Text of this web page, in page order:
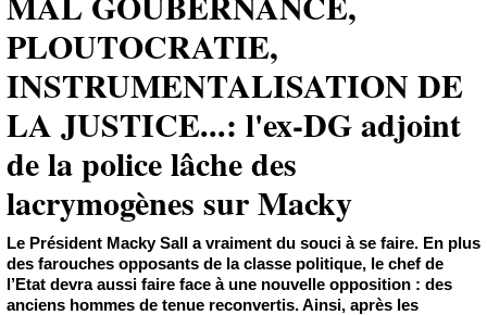
PLOUTOCRATIE,
INSTRUMENTALISATION DE
LA JUSTICE...: l'ex-DG adjoint
de la police lâche des
lacrymogènes sur Macky
Le Président Macky Sall a vraiment du souci à se faire. En plus
des farouches opposants de la classe politique, le chef de
l’Etat devra aussi faire face à une nouvelle opposition : des
anciens hommes de tenue reconvertis. Ainsi, après les